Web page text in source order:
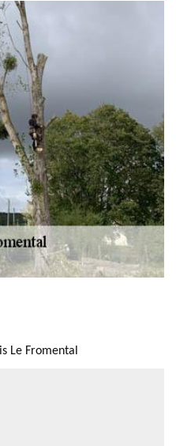
Le Fromental